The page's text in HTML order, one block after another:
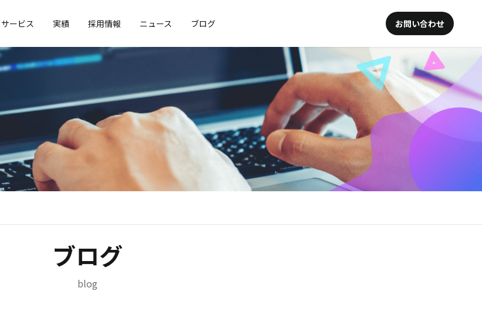
サービス 実績 採用情報 ニュース ブログ お問い合わせ
ブログ
blog